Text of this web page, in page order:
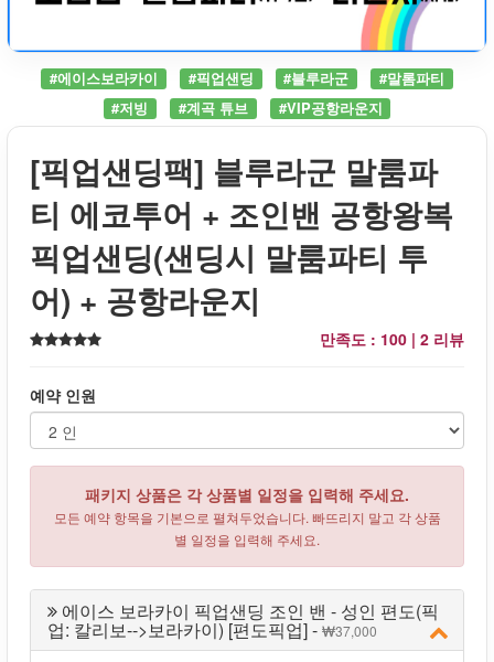
#에이스보라카이 #픽업샌딩 #블루라군
#말롬파티
#저빙
#계곡 튜브 #VIP공항라운지
[픽업샌딩팩] 블루라군 말룸파
티 에코투어 + 조인밴 공항왕복
픽업샌딩(샌딩시 말룸파티 투
어) + 공항라운지
만족도 : 100 | 2 리뷰
예약 인원
패키지 상품은 각 상품별 일정을 입력해 주세요.
모든 예약 항목을 기본으로 펼쳐두었습니다. 빠뜨리지 말고 각 상품
별 일정을 입력해 주세요.
에이스 보라카이 픽업샌딩 조인 밴 - 성인 편도(픽
업: 칼리보-->보라카이) [편도픽업] - 37,000